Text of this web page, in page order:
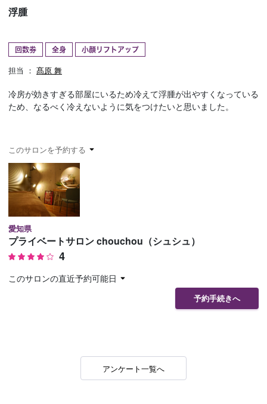
浮腫
回数券 全身 小顔リフトアップ
担当 ： 髙原 舞
冷房が効きすぎる部屋にいるため冷えて浮腫が出やすくなっている
ため、なるべく冷えないように気をつけたいと思いました。
このサロンを予約する
愛知県
プライベートサロン chouchou（シュシュ）
4
このサロンの直近予約可能日
予約手続きへ
アンケート一覧へ